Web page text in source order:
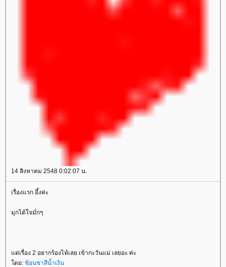
14 สิงหาคม 2548 0:02:07 น.
เรื่องแรก อึ้งค่ะ
มุกได้ใจมั่กๆ
ต่เรื่อง 2 อยากร้องไห้เลย เข้ากะวันแม่ เลยอะ ค่ะ
ดย: ช้อนชาสีน้ำเงิน